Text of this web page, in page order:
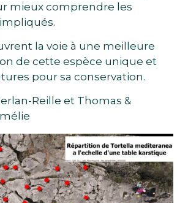
mieux comprendre les
la voie à une meilleure
de cette espèce unique et
pour sa conservation.
Reille et Thomas &